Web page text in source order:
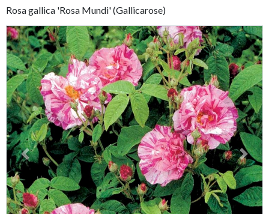
Rosa gallica 'Rosa Mundi' (Gallicarose)
Previous Next